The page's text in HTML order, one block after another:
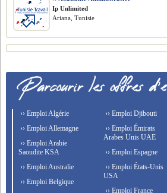
Ip Unlimited
Ariana, Tunisie
›› Emploi Algérie
›› Emploi Allemagne
›› Emploi Arabie
Saoudite KSA
›› Emploi Australie
›› Emploi Belgique
›› Emploi Djibouti
›› Emploi Émirats
Arabes Unis UAE
›› Emploi Espagne
›› Emploi États-Unis
USA
›› Emploi France